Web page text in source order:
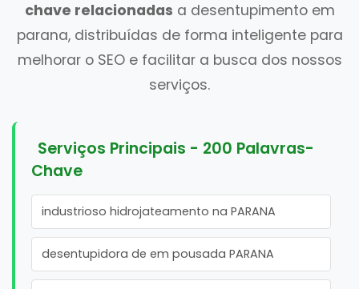
chave relacionadas a desentupimento em
parana, distribuídas de forma inteligente para
melhorar o SEO e facilitar a busca dos nossos
serviços.
Serviços Principais - 200 Palavras-
Chave
industrioso hidrojateamento na PARANA
desentupidora de em pousada PARANA